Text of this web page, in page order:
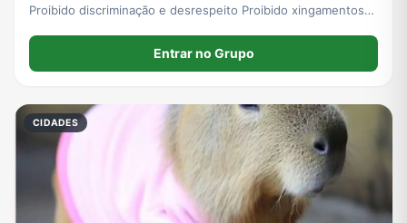
Proibido discriminação e desrespeito Proibido xingamentos
que não seja da segurançaEntrar no Grupo
CIDADES